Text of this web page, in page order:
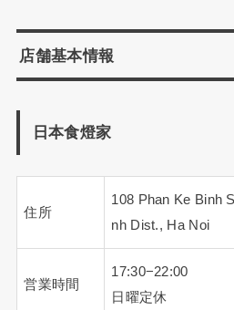
店舗基本情報
日本食燈家
住所
108 Phan Ke Binh
nh Dist., Ha Noi
営業時間
17:30−22:00
日曜定休